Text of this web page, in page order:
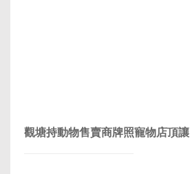
觀塘持動物售賣商牌照寵物店頂讓